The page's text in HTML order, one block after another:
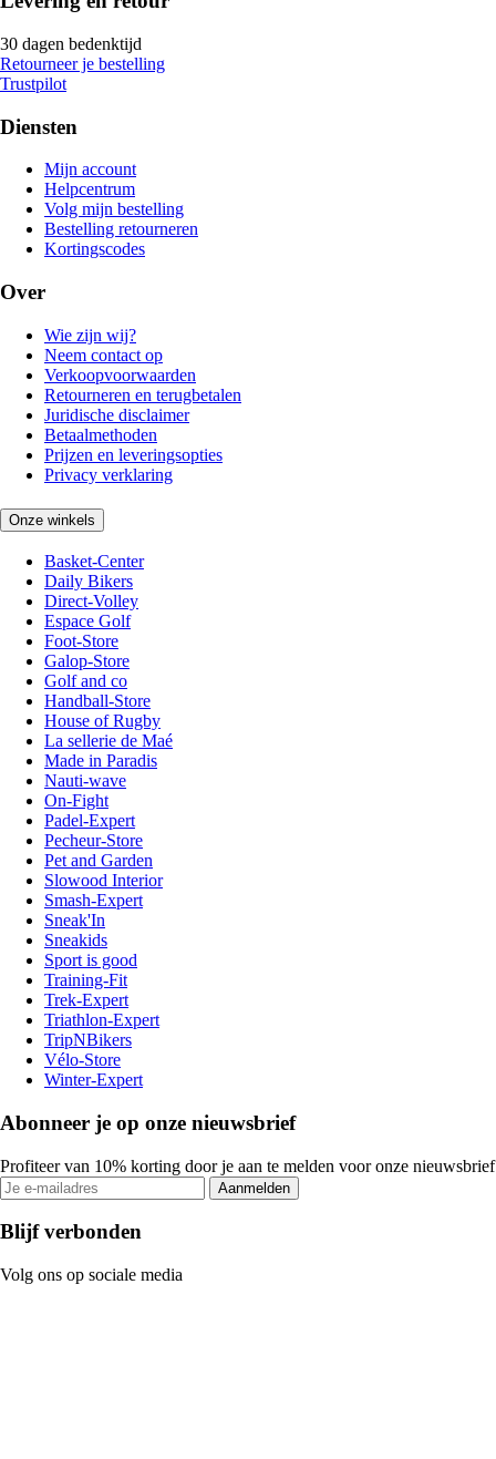
30 dagen bedenktijd
Retourneer je bestelling
Trustpilot
Diensten
Mijn account
Helpcentrum
Volg mijn bestelling
Bestelling retourneren
Kortingscodes
Over
Wie zijn wij?
Neem contact op
Verkoopvoorwaarden
Retourneren en terugbetalen
Juridische disclaimer
Betaalmethoden
Prijzen en leveringsopties
Privacy verklaring
Onze winkels
Basket-Center
Daily Bikers
Direct-Volley
Espace Golf
Foot-Store
Galop-Store
Golf and co
Handball-Store
House of Rugby
La sellerie de Maé
Made in Paradis
Nauti-wave
On-Fight
Padel-Expert
Pecheur-Store
Pet and Garden
Slowood Interior
Smash-Expert
Sneak'In
Sneakids
Sport is good
Training-Fit
Trek-Expert
Triathlon-Expert
TripNBikers
Vélo-Store
Winter-Expert
Abonneer je op onze nieuwsbrief
Profiteer van 10% korting door je aan te melden voor onze nieuwsbrief
Aanmelden
Blijf verbonden
Volg ons op sociale media